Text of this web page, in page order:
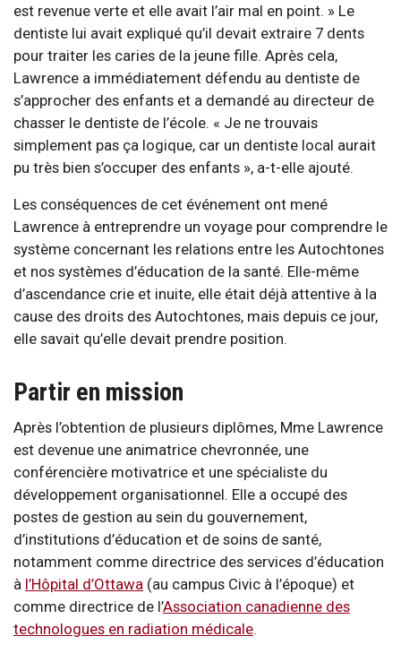
est revenue verte et elle avait l’air mal en point. » Le
dentiste lui avait expliqué qu’il devait extraire 7 dents
pour traiter les caries de la jeune fille. Après cela,
Lawrence a immédiatement défendu au dentiste de
s’approcher des enfants et a demandé au directeur de
chasser le dentiste de l’école. « Je ne trouvais
simplement pas ça logique, car un dentiste local aurait
pu très bien s’occuper des enfants », a-t-elle ajouté.
Les conséquences de cet événement ont mené
Lawrence à entreprendre un voyage pour comprendre le
système concernant les relations entre les Autochtones
et nos systèmes d’éducation de la santé. Elle-même
d’ascendance crie et inuite, elle était déjà attentive à la
cause des droits des Autochtones, mais depuis ce jour,
elle savait qu’elle devait prendre position.
Partir en mission
Après l’obtention de plusieurs diplômes, Mme Lawrence
est devenue une animatrice chevronnée, une
conférencière motivatrice et une spécialiste du
développement organisationnel. Elle a occupé des
postes de gestion au sein du gouvernement,
d’institutions d’éducation et de soins de santé,
notamment comme directrice des services d’éducation
à l’Hôpital d’Ottawa (au campus Civic à l’époque) et
comme directrice de l’Association canadienne des
technologues en radiation médicale.